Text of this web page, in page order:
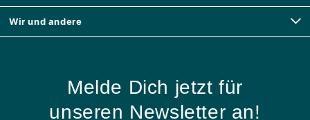
Wir und andere
Melde Dich jetzt für
unseren Newsletter an!